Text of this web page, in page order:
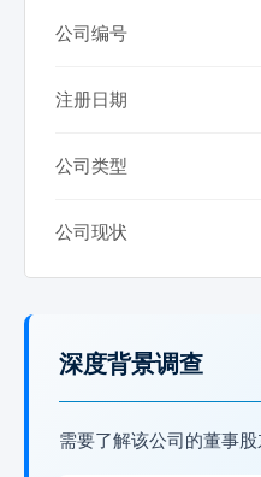
公司编号
注册日期
公司类型
公司现状
深度背景调查
需要了解该公司的董事